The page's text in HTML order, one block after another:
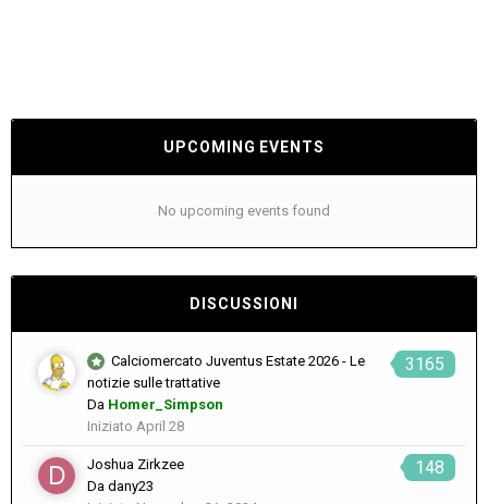
UPCOMING EVENTS
No upcoming events found
DISCUSSIONI
3165
Calciomercato Juventus Estate 2026 - Le
notizie sulle trattative
Da Homer_Simpson
Iniziato April 28
148
Joshua Zirkzee
Da dany23